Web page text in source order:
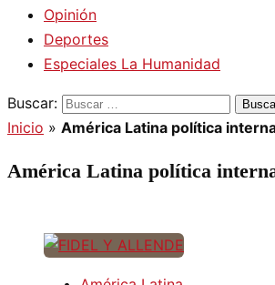
Opinión
Deportes
Especiales La Humanidad
Buscar:
Inicio » América Latina política
América Latina política